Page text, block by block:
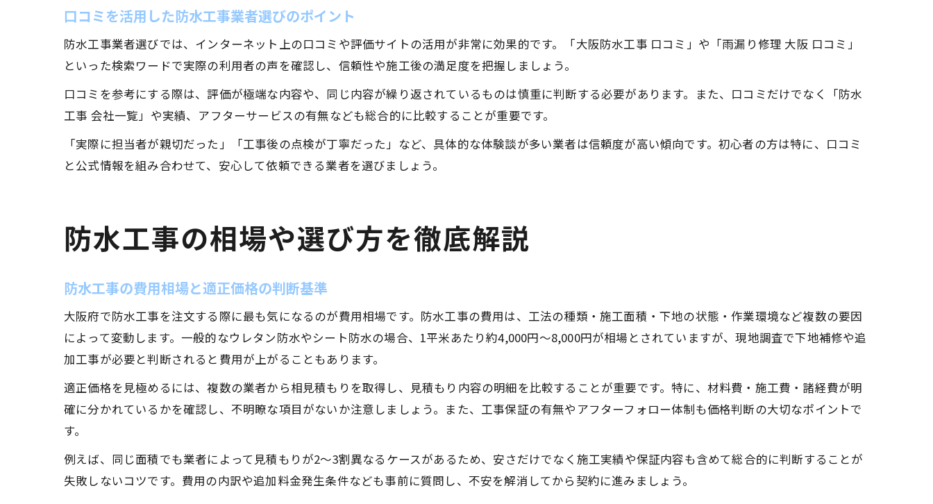
口コミを活用した防水工事業者選びのポイント
防水工事業者選びでは、インターネット上の口コミや評価サイトの活用が非常に効果的です。「大阪防水工事 口コミ」や「雨漏り修理 大阪 口コミ」
といった検索ワードで実際の利用者の声を確認し、信頼性や施工後の満足度を把握しましょう。
口コミを参考にする際は、評価が極端な内容や、同じ内容が繰り返されているものは慎重に判断する必要があります。また、口コミだけでなく「防水
工事 会社一覧」や実績、アフターサービスの有無なども総合的に比較することが重要です。
「実際に担当者が親切だった」「工事後の点検が丁寧だった」など、具体的な体験談が多い業者は信頼度が高い傾向です。初心者の方は特に、口コミ
と公式情報を組み合わせて、安心して依頼できる業者を選びましょう。
防水工事の相場や選び方を徹底解説
防水工事の費用相場と適正価格の判断基準
大阪府で防水工事を注文する際に最も気になるのが費用相場です。防水工事の費用は、工法の種類・施工面積・下地の状態・作業環境など複数の要因
によって変動します。一般的なウレタン防水やシート防水の場合、1平米あたり約4,000円～8,000円が相場とされていますが、現地調査で下地補修や追
加工事が必要と判断されると費用が上がることもあります。
適正価格を見極めるには、複数の業者から相見積もりを取得し、見積もり内容の明細を比較することが重要です。特に、材料費・施工費・諸経費が明
確に分かれているかを確認し、不明瞭な項目がないか注意しましょう。また、工事保証の有無やアフターフォロー体制も価格判断の大切なポイントで
す。
例えば、同じ面積でも業者によって見積もりが2～3割異なるケースがあるため、安さだけでなく施工実績や保証内容も含めて総合的に判断することが
失敗しないコツです。費用の内訳や追加料金発生条件なども事前に質問し、不安を解消してから契約に進みましょう。